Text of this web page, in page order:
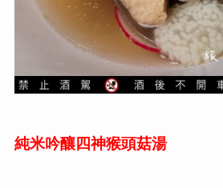
純米吟釀四神猴頭菇湯